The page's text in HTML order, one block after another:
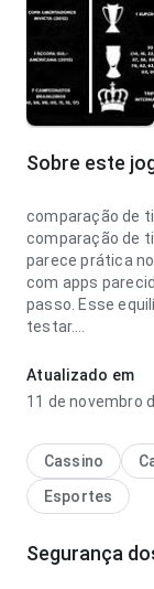
Sobre este
comparação de
comparação de
parece prática
com apps
passo. Esse
testar.
comparação de
parece confiável
genérico.
Atualizado em
11 de novembro
Cassino
Esportes
Segurança